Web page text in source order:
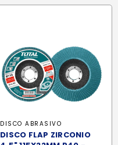
DISCO ABRASIVO
DISCO FLAP ZIRCONIO